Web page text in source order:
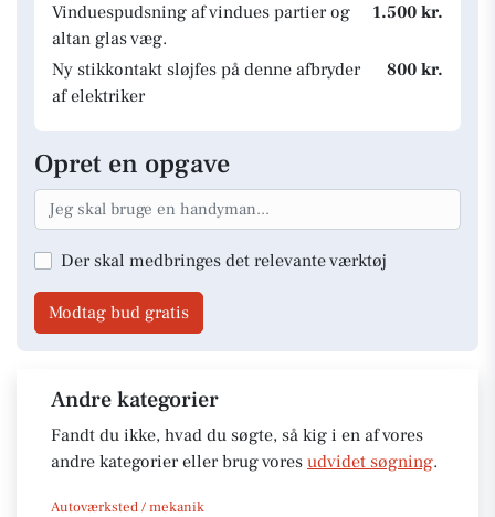
Vinduespudsning af vindues partier og
altan glas væg.
1.500 kr.
Ny stikkontakt sløjfes på denne afbryder
af elektriker
800 kr.
Opret en opgave
Der skal medbringes det relevante værktøj
Modtag bud gratis
Andre kategorier
Fandt du ikke, hvad du søgte, så kig i en af vores
andre kategorier eller brug vores udvidet søgning.
Autoværksted / mekanik